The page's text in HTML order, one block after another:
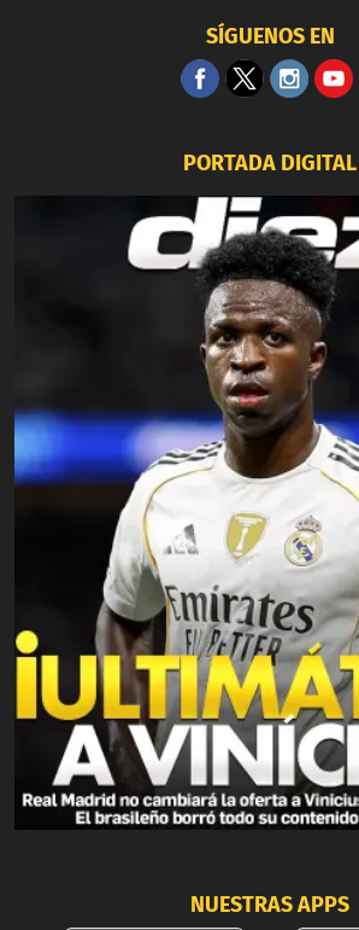
SÍGUENOS EN
PORTADA DIGITAL
NUESTRAS APPS